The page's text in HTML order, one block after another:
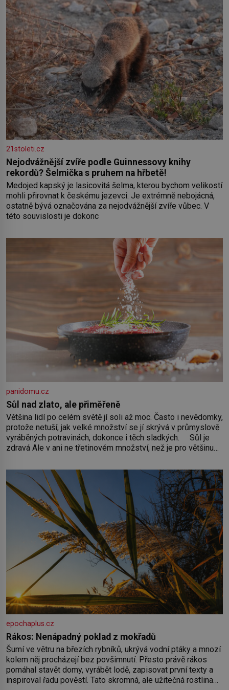
klimatickým podmínkám. Sucho, prosolené písky a extrémně
21stoleti.cz
Nejodvážnější zvíře podle Guinnessovy knihy
rekordů? Šelmička s pruhem na hřbetě!
Medojed kapský je lasicovitá šelma, kterou bychom velikostí
mohli přirovnat k českému jezevci. Je extrémně nebojácná,
ostatně bývá označována za nejodvážnější zvíře vůbec. V
této souvislosti je dokonc
panidomu.cz
Sůl nad zlato, ale přiměřeně
Většina lidí po celém světě jí soli až moc. Často i nevědomky,
protože netuší, jak velké množství se jí skrývá v průmyslově
vyráběných potravinách, dokonce i těch sladkých. Sůl je
zdravá Ale v ani ne třetinovém množství, než je pro většinu
zásadní pro správné hospodaření
epochaplus.cz
Rákos: Nenápadný poklad z mokřadů
Šumí ve větru na březích rybníků, ukrývá vodní ptáky a mnozí
kolem něj procházejí bez povšimnutí. Přesto právě rákos
pomáhal stavět domy, vyrábět lodě, zapisovat první texty a
inspiroval řadu pověstí. Tato skromná, ale užitečná rostlina